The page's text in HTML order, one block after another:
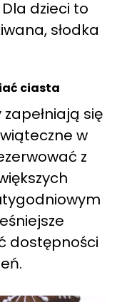
dzieci to
słodka
ciasta
się
w
z
dostępności